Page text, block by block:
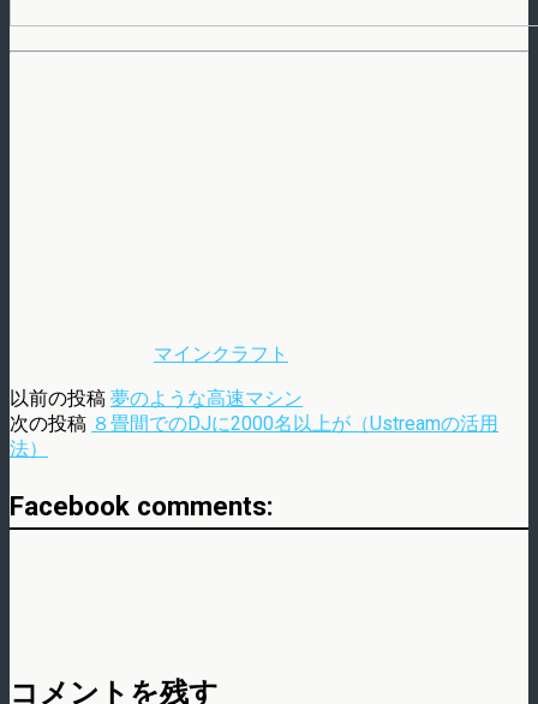
マインクラフト
以前の投稿 夢のような高速マシン
次の投稿 ８畳間でのDJに2000名以上が（Ustreamの活用
法）
Facebook comments:
コメントを残す